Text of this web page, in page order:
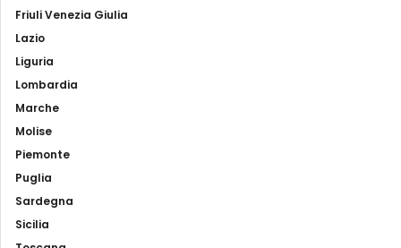
Friuli Venezia Giulia
Lazio
Liguria
Lombardia
Marche
Molise
Piemonte
Puglia
Sardegna
Sicilia